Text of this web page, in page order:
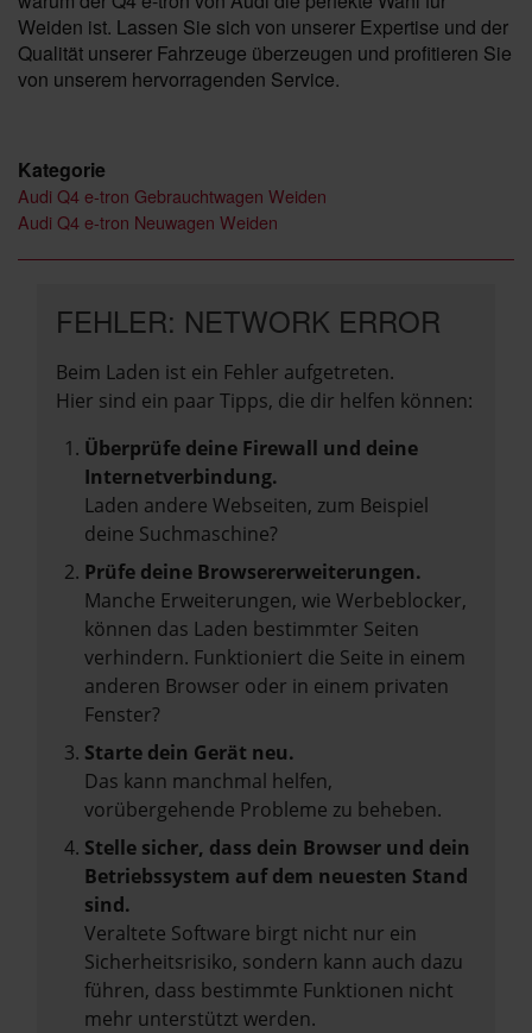
Weiden ist. Lassen Sie sich von unserer Expertise und der
Qualität unserer Fahrzeuge überzeugen und profitieren Sie
von unserem hervorragenden Service.
Kategorie
Audi Q4 e-tron Gebrauchtwagen Weiden
Audi Q4 e-tron Neuwagen Weiden
FEHLER: NETWORK ERROR
Beim Laden ist ein Fehler aufgetreten.
Hier sind ein paar Tipps, die dir helfen können:
Überprüfe deine Firewall und deine
Internetverbindung.
Laden andere Webseiten, zum Beispiel
deine Suchmaschine?
Prüfe deine Browsererweiterungen.
Manche Erweiterungen, wie Werbeblocker,
können das Laden bestimmter Seiten
verhindern. Funktioniert die Seite in einem
anderen Browser oder in einem privaten
Fenster?
Starte dein Gerät neu.
Das kann manchmal helfen,
vorübergehende Probleme zu beheben.
Stelle sicher, dass dein Browser und dein
Betriebssystem auf dem neuesten Stand
sind.
Veraltete Software birgt nicht nur ein
Sicherheitsrisiko, sondern kann auch dazu
führen, dass bestimmte Funktionen nicht
mehr unterstützt werden.